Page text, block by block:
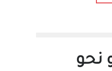
نحو